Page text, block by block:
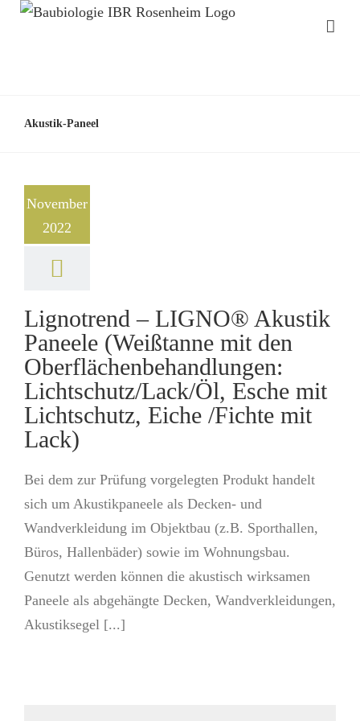
Akustik-Paneel
November
2022
Lignotrend – LIGNO® Akustik
Paneele (Weißtanne mit den
Oberflächenbehandlungen:
Lichtschutz/Lack/Öl, Esche mit
Lichtschutz, Eiche /Fichte mit
Lack)
Bei dem zur Prüfung vorgelegten Produkt handelt
sich um Akustikpaneele als Decken- und
Wandverkleidung im Objektbau (z.B. Sporthallen,
Büros, Hallenbäder) sowie im Wohnungsbau.
Genutzt werden können die akustisch wirksamen
Paneele als abgehängte Decken, Wandverkleidungen,
Akustiksegel [...]